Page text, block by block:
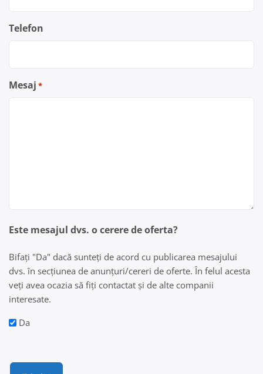
Telefon
Mesaj *
Este mesajul dvs. o cerere de oferta?
Bifați "Da" dacă sunteți de acord cu publicarea mesajului
dvs. în secțiunea de anunțuri/cereri de oferte. În felul acesta
veți avea ocazia să fiți contactat și de alte companii
interesate.
Da